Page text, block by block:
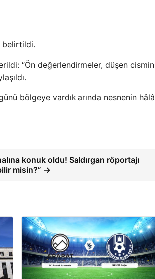
belirtildi.
“Ön değerlendirmeler, düşen cismin
bölgeye vardıklarında nesnenin hâlâ
konuk oldu! Saldırgan röportajı
misin?” →